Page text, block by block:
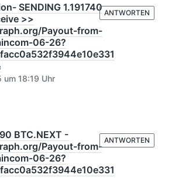
SENDING 1.191740
>>
Payout-from-
06-26?
um 18:19 Uhr
ANTWORTEN
BTC.NEXT -
Payout-from-
06-26?
ANTWORTEN